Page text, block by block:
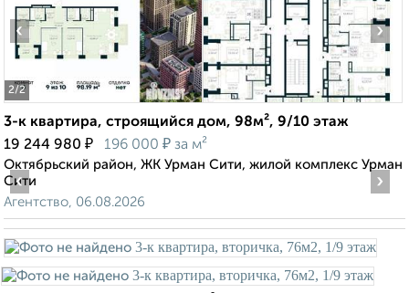
2/2
‹ ›
3-к квартира, строящийся дом, 98м², 9/10 этаж
19 244 980 ₽ 196 000 ₽ за м²
Октябрьский район, ЖК Урман Сити, жилой комплекс Урман
Сити
Агентство, 06.08.2026
‹ ›